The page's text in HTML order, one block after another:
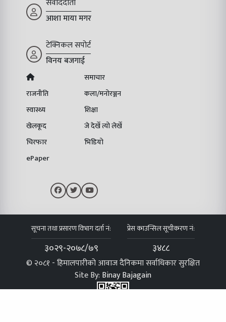
आशा माया मगर
टेक्निकल सपोर्ट
विनय बजगाई
समाचार
राजनीति
कला/मनोरञ्जन
स्वास्थ्य
शिक्षा
खेलकूद
जे देखेँ त्यो लेखेँ
चिरफार
भिडियो
ePaper
सूचना तथा प्रसारण विभाग दर्ता नं:
३०२९-२०७८/७९
प्रेस काउन्सिल सूचीकरण नं:
३४८८
© २०८१ - हिमालपारीको आवाज दैनिकमा सर्वाधिकार सुरक्षित
Site By: Binay Bajagain